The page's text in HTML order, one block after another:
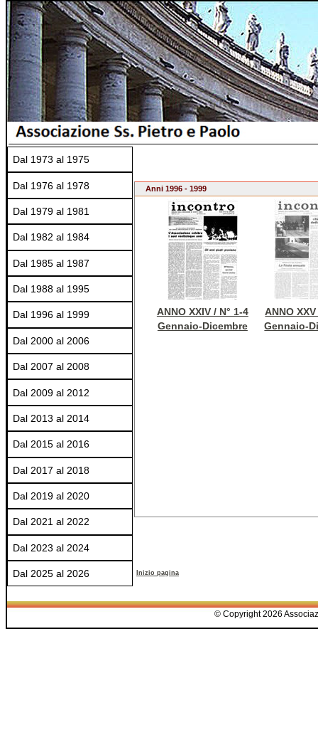
Dal 1973 al 1975
Dal 1976 al 1978
Dal 1979 al 1981
Dal 1982 al 1984
Dal 1985 al 1987
Dal 1988 al 1995
Dal 1996 al 1999
Dal 2000 al 2006
Dal 2007 al 2008
Dal 2009 al 2012
Dal 2013 al 2014
Dal 2015 al 2016
Dal 2017 al 2018
Dal 2019 al 2020
Dal 2021 al 2022
Dal 2023 al 2024
Dal 2025 al 2026
Anni 1996 - 1999
ANNO XXIV / N° 1-4
Gennaio-Dicembre
ANNO
Gennaio-
Inizio pagina
© Copyright 2026